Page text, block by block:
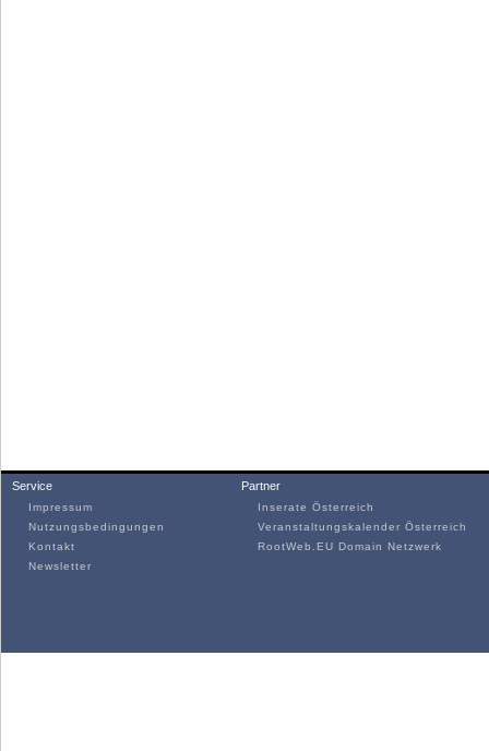
Service
Impressum
Nutzungsbedingungen
Kontakt
Newsletter
Partner
Inserate Österreich
Veranstaltungskalender Österreich
RootWeb.EU Domain Netzwerk